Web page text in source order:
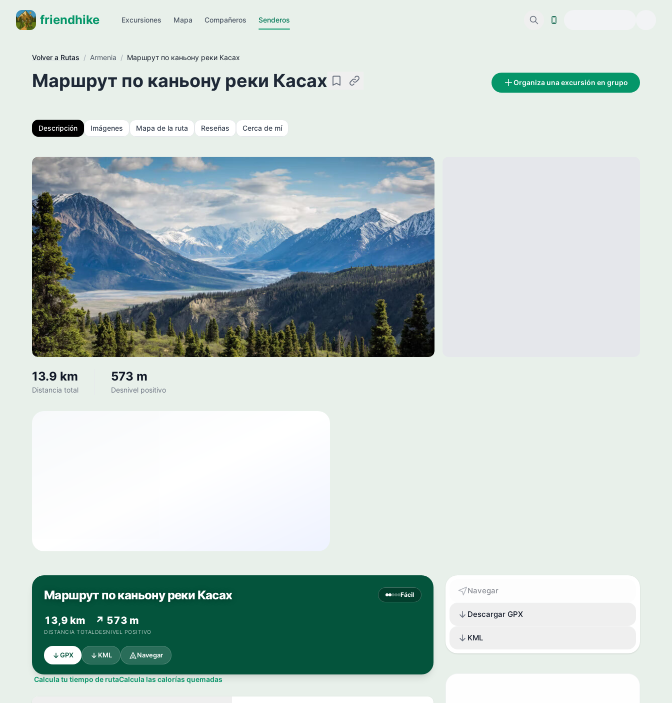
friendhike Excursiones Mapa Compañeros Senderos
Volver a Rutas / Armenia / Маршрут по каньону реки Касах
Маршрут по каньону реки Касах GuardarCopiar enlace Organiza una excursión en grupo
Descripción Imágenes Mapa de la ruta Reseñas Cerca de mí
13.9 km
Distancia total
573 m
Desnivel positivo
Маршрут по каньону реки Касах Fácil
13,9 km
DISTANCIA TOTAL
↗ 573 m
DESNIVEL POSITIVO
GPX KML Navegar
Calcula tu tiempo de rutaCalcula las calorías quemadas
Navegar
Descargar GPX
KML